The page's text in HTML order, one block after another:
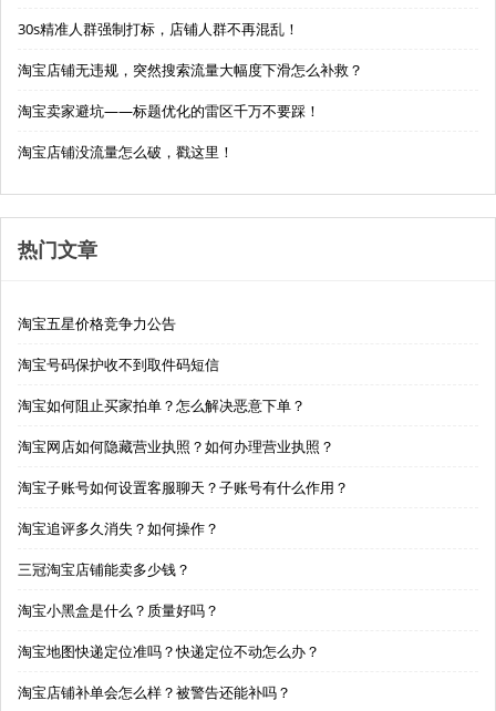
30s精准人群强制打标，店铺人群不再混乱！
淘宝店铺无违规，突然搜索流量大幅度下滑怎么补救？
淘宝卖家避坑——标题优化的雷区千万不要踩！
淘宝店铺没流量怎么破，戳这里！
热门文章
淘宝五星价格竞争力公告
淘宝号码保护收不到取件码短信
淘宝如何阻止买家拍单？怎么解决恶意下单？
淘宝网店如何隐藏营业执照？如何办理营业执照？
淘宝子账号如何设置客服聊天？子账号有什么作用？
淘宝追评多久消失？如何操作？
三冠淘宝店铺能卖多少钱？
淘宝小黑盒是什么？质量好吗？
淘宝地图快递定位准吗？快递定位不动怎么办？
淘宝店铺补单会怎么样？被警告还能补吗？